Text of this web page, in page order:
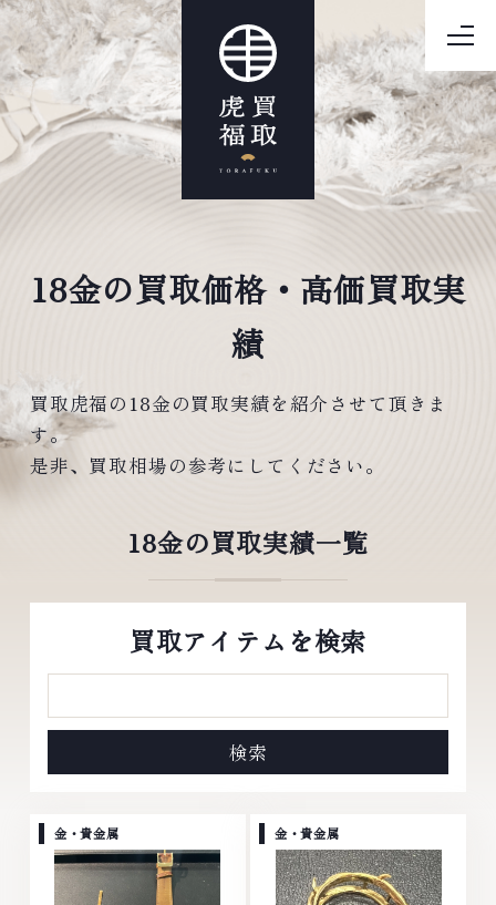
18金の買取価格・高価買取実
績
買取虎福の18金の買取実績を紹介させて頂きま
す。
是非、買取相場の参考にしてください。
18金の買取実績一覧
買取アイテムを検索
金・貴金属 金・貴金属